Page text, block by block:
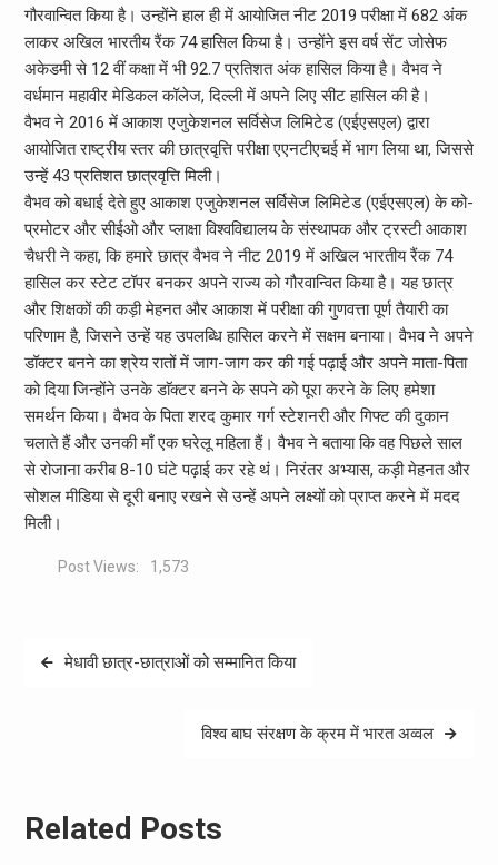
गौरवान्वित किया है। उन्होंने हाल ही में आयोजित नीट 2019 परीक्षा में 682 अंक
लाकर अखिल भारतीय रैंक 74 हासिल किया है। उन्होंने इस वर्ष सेंट जोसेफ
अकेडमी से 12 वीं कक्षा में भी 92.7 प्रतिशत अंक हासिल किया है। वैभव ने
वर्धमान महावीर मेडिकल कॉलेज, दिल्ली में अपने लिए सीट हासिल की है।
वैभव ने 2016 में आकाश एजुकेशनल सर्विसेज लिमिटेड (एईएसएल) द्वारा
आयोजित राष्ट्रीय स्तर की छात्रवृत्ति परीक्षा एएनटीएचई में भाग लिया था, जिससे
उन्हें 43 प्रतिशत छात्रवृत्ति मिली।
वैभव को बधाई देते हुए आकाश एजुकेशनल सर्विसेज लिमिटेड (एईएसएल) के को-
प्रमोटर और सीईओ और प्लाक्षा विश्वविद्यालय के संस्थापक और ट्रस्टी आकाश
चैधरी ने कहा, कि हमारे छात्र वैभव ने नीट 2019 में अखिल भारतीय रैंक 74
हासिल कर स्टेट टॉपर बनकर अपने राज्य को गौरवान्वित किया है। यह छात्र
और शिक्षकों की कड़ी मेहनत और आकाश में परीक्षा की गुणवत्ता पूर्ण तैयारी का
परिणाम है, जिसने उन्हें यह उपलब्धि हासिल करने में सक्षम बनाया। वैभव ने अपने
डॉक्टर बनने का श्रेय रातों में जाग-जाग कर की गई पढ़ाई और अपने माता-पिता
को दिया जिन्होंने उनके डाॅक्टर बनने के सपने को पूरा करने के लिए हमेशा
समर्थन किया। वैभव के पिता शरद कुमार गर्ग स्टेशनरी और गिफ्ट की दुकान
चलाते हैं और उनकी माँ एक घरेलू महिला हैं। वैभव ने बताया कि वह पिछले साल
से रोजाना करीब 8-10 घंटे पढ़ाई कर रहे थं। निरंतर अभ्यास, कड़ी मेहनत और
सोशल मीडिया से दूरी बनाए रखने से उन्हें अपने लक्ष्यों को प्राप्त करने में मदद
मिली।
Post Views: 1,573
Postमेधावी छात्र-छात्राओं को सम्मानित किया
विश्व बाघ संरक्षण के क्रम में भारत अव्वल
Related Posts